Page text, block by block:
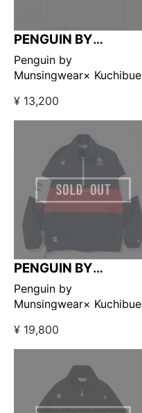
PENGUIN BY
MUNSINGWEAR
Penguin by
Munsingwear× Kuchibue
ック ホワイト【GO/LOOK!
限定販売】
¥ 13,200
PENGUIN BY
MUNSINGWEAR
Penguin by
Munsingwear× Kuchibue
ップブルゾン ネイビー×レ
ッド 【GO/LOOK!限定販
¥ 19,800